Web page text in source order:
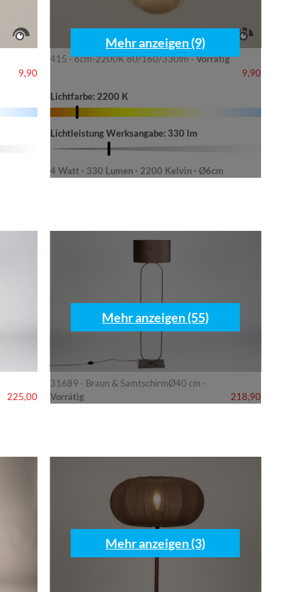
9,90
415 · 6cm-2200K 80/160/330lm ·Vorrätig
9,90
Lichtfarbe: 2200 K
Lichtleistung Werksangabe: 330 lm
4 Watt · 330 Lumen · 2200 Kelvin · Ø6cm
Mehr anzeigen (9)
225,00
31689 · Braun & SamtschirmØ40 cm ·
Vorrätig
218,90
Mehr anzeigen (55)
Mehr anzeigen (3)